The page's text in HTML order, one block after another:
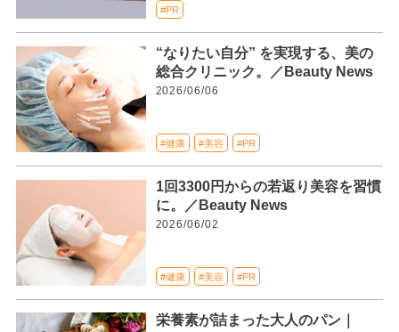
#PR
“なりたい自分” を実現する、美の
総合クリニック。／Beauty News
2026/06/06
#健康 #美容 #PR
1回3300円からの若返り美容を習慣
に。／Beauty News
2026/06/02
#健康 #美容 #PR
栄養素が詰まった大人のパン｜